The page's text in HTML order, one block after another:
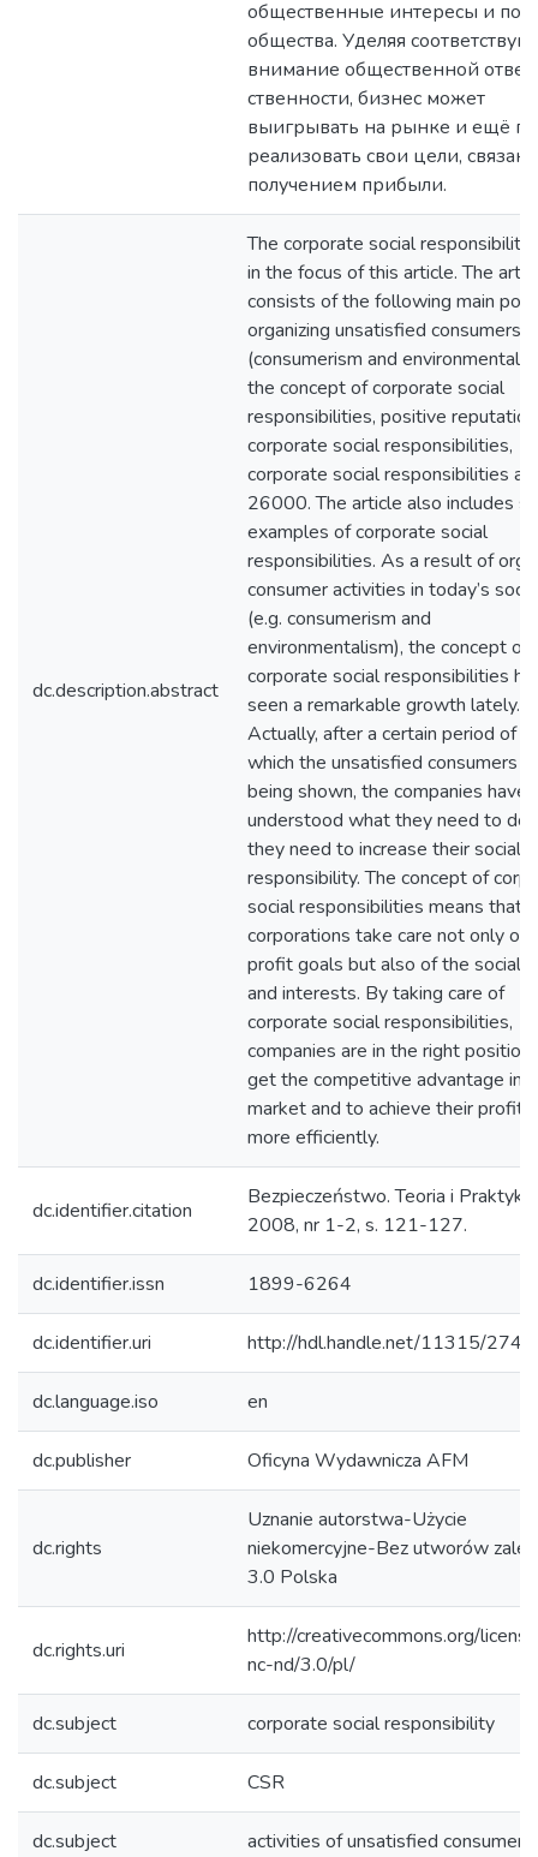
общественные интересы и
общества. Уделяя
внимание общественной
ственности, бизнес может
выигрывать на рынке и ещё
реализовать свои цели,
получением прибыли.
dc.description.abstract
The corporate social
in the focus of this article. The
consists of the following main
organizing unsatisfied consumers
(consumerism and
the concept of corporate social
responsibilities, positive
corporate social responsibilities,
corporate social responsibilities
26000. The article also includes
examples of corporate social
responsibilities. As a result of
consumer activities in today’s
(e.g. consumerism and
environmentalism), the concept of
corporate social responsibilities
seen a remarkable growth lately.
Actually, after a certain period of
which the unsatisfied consumers
being shown, the companies have
understood what they need to do
they need to increase their social
responsibility. The concept of
social responsibilities means that
corporations take care not only of
profit goals but also of the social
and interests. By taking care of
corporate social responsibilities,
companies are in the right position
get the competitive advantage in
market and to achieve their profit
more efficiently.
dc.identifier.citation
Bezpieczeństwo. Teoria i Praktyka
2008, nr 1-2, s. 121-127.
dc.identifier.issn 1899-6264
dc.identifier.uri http://hdl.handle.net/11315/
dc.language.iso en
dc.publisher Oficyna Wydawnicza AFM
dc.rights
Uznanie autorstwa-Użycie
niekomercyjne-Bez utworów
3.0 Polska
dc.rights.uri
http://creativecommons.org/
nc-nd/3.0/pl/
dc.subject corporate social responsibility
dc.subject CSR
dc.subject activities of unsatisfied consumers